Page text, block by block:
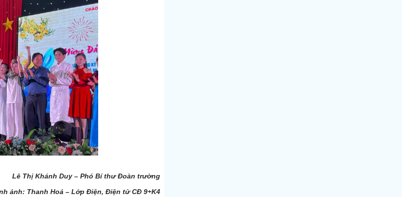
Lê Thị Khánh Duy – Phó Bí thư Đoàn trường
ảnh: Thanh Hoá – Lớp Điện, Điện tử CĐ 9+K4